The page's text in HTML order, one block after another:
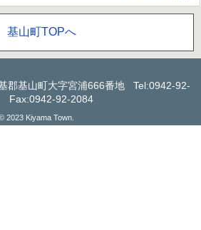
基山町TOPへ
郡基山町大字宮浦666番地 Tel:0942-92-
Fax:0942-92-2084
2023 Kiyama Town.